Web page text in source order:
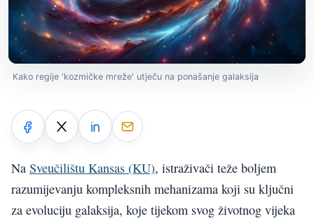
Kako regije 'kozmičke mreže' utječu na ponašanje galaksija
Na Sveučilištu Kansas (KU), istraživači teže boljem
razumijevanju kompleksnih mehanizama koji su ključni
za evoluciju galaksija, koje tijekom svog životnog vijeka